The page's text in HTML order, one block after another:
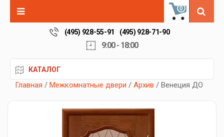
0
(495) 928-55-91 (495) 928-71-90
9:00 - 18:00
КАТАЛОГ
Главная / Межкомнатные двери / Архив / Венеция ДО